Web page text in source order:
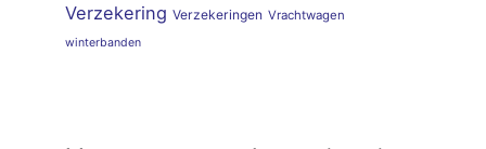
Verzekering Verzekeringen Vrachtwagen
winterbanden